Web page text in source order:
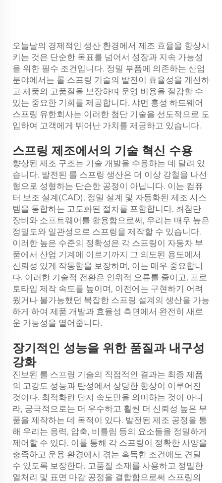
오늘날의 경제적인 생산 환경에서 제조 효율을 향상시
키는 것은 단순한 목표를 넘어서 성장과 지속 가능성
을 위한 필수 조건입니다. 정밀 부품에 의존하는 산업
분야에서는 롤 스프링 기술의 발전이 효율성을 개선하
고 제품의 고품질을 보장하며 운영 비용을 절감할 수
있는 중요한 기회를 제공합니다. 샤먼 홍성 하드웨어
스프링 유한회사는 이러한 첨단 기술을 선도적으로 도
입하여 고객에게 뛰어난 가치를 제공하고 있습니다.
스프링 제조에서의 기술 혁신 수용
향상된 제조 구조는 기술 개발을 수용하는 데 달려 있
습니다. 발전된 롤 스프링 생산은 더 이상 강철을 나선
형으로 성형하는 단순한 공정이 아닙니다. 이는 컴퓨
터 보조 설계(CAD), 정밀 설계 및 자동화된 제조 시스
템을 통합하는 고도화된 절차를 포함합니다. 최첨단
장비와 소프트웨어를 활용함으로써, 우리는 매우 높은
정밀도와 일관성으로 스프링을 제작할 수 있습니다.
이러한 높은 수준의 정확성은 각 스프링이 자동차 부
품에서 산업 기계에 이르기까지 그 의도된 용도에서
신뢰성 있게 작동함을 보장하며, 이는 매우 중요합니
다. 이러한 기술적 전환은 인위적 오류를 줄이고, 프로
토타입 제작 속도를 높이며, 이전에는 구현하기 어려
웠거나 불가능했던 복잡한 스프링 설계의 생산을 가능
하게 하여 제품 개발과 효율성 측면에서 완전히 새로
운 가능성을 열어줍니다.
장기적인 성능을 위한 품질과 내구성
강화
진보된 롤 스프링 기술의 직접적인 결과는 최종 제품
의 고강도 성능과 탄성에서 상당한 향상이 이루어진
것이다. 최적화란 단지 속도만을 의미하는 것이 아니
라, 궁극적으로는 더 우수하고 훨씬 더 신뢰성 높은 부
품을 제작하는 데 목적이 있다. 발전된 제조 공정을 통
해 우리는 응력, 압축, 비틀림 등의 요소들을 정밀하게
제어할 수 있다. 이를 통해 각 스프링이 정확한 사양을
충족하고 운용 환경에서 겪는 혹독한 조건에도 견딜
수 있도록 보장한다. 고품질 소재를 사용하고 정밀한
열처리 및 표면 마감 공정을 결합함으로써 스프링의